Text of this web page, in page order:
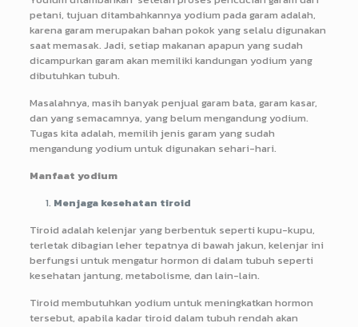
petani, tujuan ditambahkannya yodium pada garam adalah,
karena garam merupakan bahan pokok yang selalu digunakan
saat memasak. Jadi, setiap makanan apapun yang sudah
dicampurkan garam akan memiliki kandungan yodium yang
dibutuhkan tubuh.
Masalahnya, masih banyak penjual garam bata, garam kasar,
dan yang semacamnya, yang belum mengandung yodium.
Tugas kita adalah, memilih jenis garam yang sudah
mengandung yodium untuk digunakan sehari-hari.
Manfaat yodium
Menjaga kesehatan tiroid
Tiroid adalah kelenjar yang berbentuk seperti kupu-kupu,
terletak dibagian leher tepatnya di bawah jakun, kelenjar ini
berfungsi untuk mengatur hormon di dalam tubuh seperti
kesehatan jantung, metabolisme, dan lain-lain.
Tiroid membutuhkan yodium untuk meningkatkan hormon
tersebut, apabila kadar tiroid dalam tubuh rendah akan